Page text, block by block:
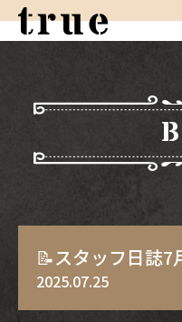
📝スタッフ日誌7
2025.07.25